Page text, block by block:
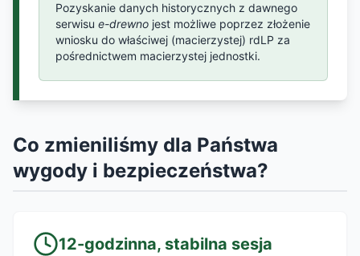
Pozyskanie danych historycznych z dawnego
serwisu e-drewno jest możliwe poprzez złożenie
wniosku do właściwej (macierzystej) rdLP za
pośrednictwem macierzystej jednostki.
Co zmieniliśmy dla Państwa
wygody i bezpieczeństwa?
12-godzinna, stabilna sesja